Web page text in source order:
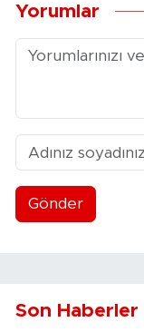
Yorumlar
Gönder
Son Haberler